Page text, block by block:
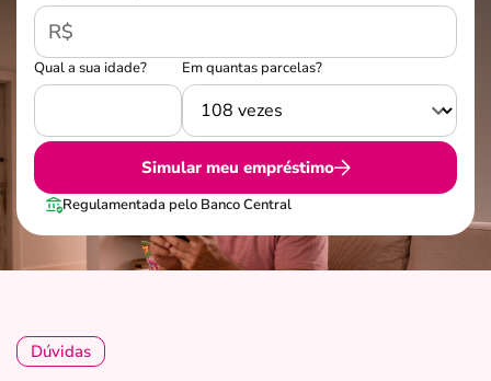
R$
Qual a sua idade? Em quantas parcelas?
Simular meu empréstimo
Regulamentada pelo Banco Central
Dúvidas